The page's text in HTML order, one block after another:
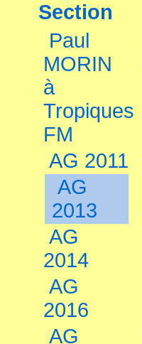
Section
Paul
MORIN
à
Tropiques
FM
AG 2011
AG
2013
AG
2014
AG
2016
AG